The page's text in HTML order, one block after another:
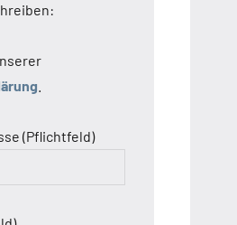
(Pflichtfeld)